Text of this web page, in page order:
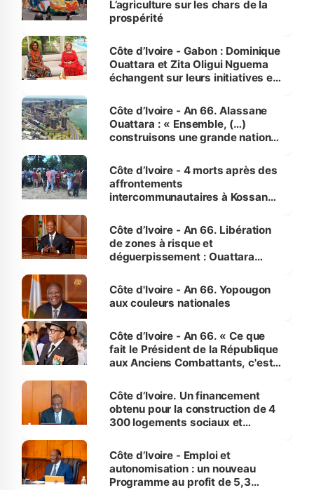
L’agriculture sur les chars de la
prospérité
Côte d’Ivoire - Gabon : Dominique
Ouattara et Zita Oligui Nguema
échangent sur leurs initiatives en
enfants
Côte d’Ivoire - An 66. Alassane
Ouattara : « Ensemble, (…)
construisons une grande nation
générations futures »
Côte d’Ivoire - 4 morts après des
affrontements
intercommunautaires à Kossandji
milieu des sinistrés
Côte d’Ivoire - An 66. Libération
de zones à risque et
déguerpissement : Ouattara
l'Etat de droit pour préserver les
vies humaines »
Côte d'Ivoire - An 66. Yopougon
aux couleurs nationales
Côte d’Ivoire - An 66. « Ce que
fait le Président de la République
aux Anciens Combattants, c'est
Côte d’Ivoire. Un financement
obtenu pour la construction de 4
300 logements sociaux et
et Yamoussoukro
Côte d’Ivoire - Emploi et
autonomisation : un nouveau
Programme au profit de 5,3